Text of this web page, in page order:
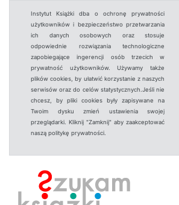
Instytut Książki dba o ochronę prywatności
użytkowników i bezpieczeństwo przetwarzania
ich danych osobowych oraz stosuje
odpowiednie rozwiązania technologiczne
zapobiegające ingerencji osób trzecich w
prywatność użytkowników. Używamy także
plików cookies, by ułatwić korzystanie z naszych
serwisów oraz do celów statystycznych.Jeśli nie
chcesz, by pliki cookies były zapisywane na
Twoim dysku zmień ustawienia swojej
przeglądarki. Kliknij "Zamknij" aby zaakceptować
naszą politykę prywatności.